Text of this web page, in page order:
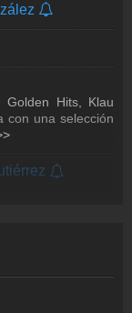
Huesca
Hits de Stereo
por la ciudad,
Disfruta de una
Hits, Klau
con una selección
atemporal,